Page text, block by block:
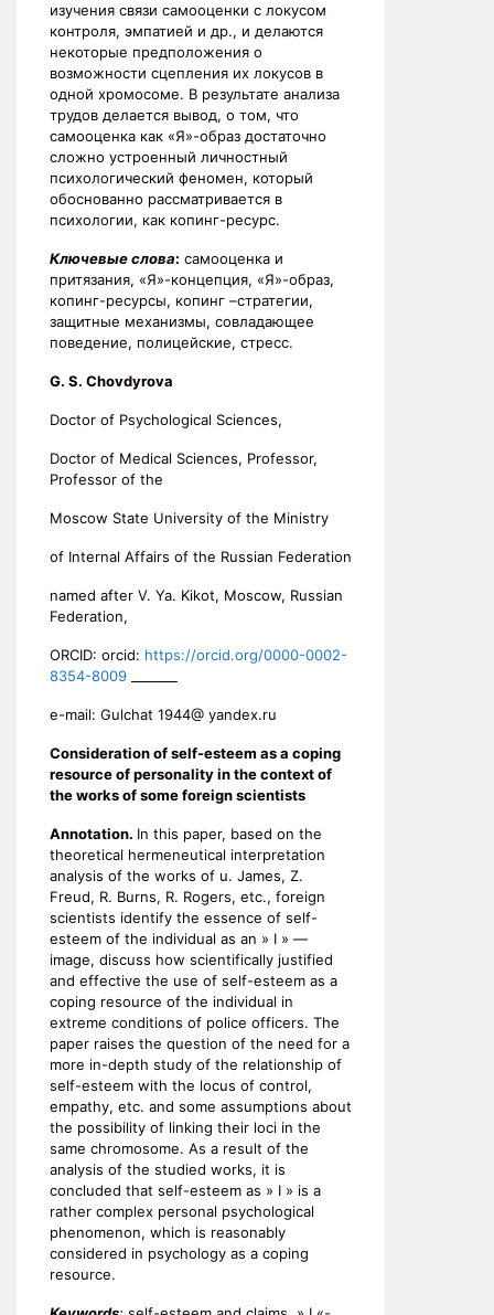
изучения связи самооценки с локусом
контроля, эмпатией и др., и делаются
некоторые предположения о
возможности сцепления их локусов в
одной хромосоме. В результате анализа
трудов делается вывод, о том, что
самооценка как «Я»-образ достаточно
сложно устроенный личностный
психологический феномен, который
обоснованно рассматривается в
психологии, как копинг-ресурс.
Ключевые слова: самооценка и
притязания, «Я»-концепция, «Я»-образ,
копинг-ресурсы, копинг –стратегии,
защитные механизмы, совладающее
поведение, полицейские, стресс.
G. S. Chovdyrova
Doctor of Psychological Sciences,
Doctor of Medical Sciences, Professor,
Professor of the
Moscow State University of the Ministry
of Internal Affairs of the Russian Federation
named after V. Ya. Kikot, Moscow, Russian
Federation,
ORCID: orcid: https://orcid.org/0000-0002-
8354-8009
e-mail: Gulchat 1944@ yandex.ru
Consideration of self-esteem as a coping
resource of personality in the context of
the works of some foreign scientists
Annotation. In this paper, based on the
theoretical hermeneutical interpretation
analysis of the works of u. James, Z.
Freud, R. Burns, R. Rogers, etc., foreign
scientists identify the essence of self-
esteem of the individual as an » I » —
image, discuss how scientifically justified
and effective the use of self-esteem as a
coping resource of the individual in
extreme conditions of police officers. The
paper raises the question of the need for a
more in-depth study of the relationship of
self-esteem with the locus of control,
empathy, etc. and some assumptions about
the possibility of linking their loci in the
same chromosome. As a result of the
analysis of the studied works, it is
concluded that self-esteem as » I » is a
rather complex personal psychological
phenomenon, which is reasonably
considered in psychology as a coping
resource.